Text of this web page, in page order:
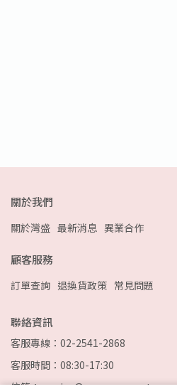
關於我們
關於灣盛 最新消息 異業合作
顧客服務
訂單查詢 退換貨政策 常見問題
聯絡資訊
客服專線：02-2541-2868
客服時間：08:30-17:30